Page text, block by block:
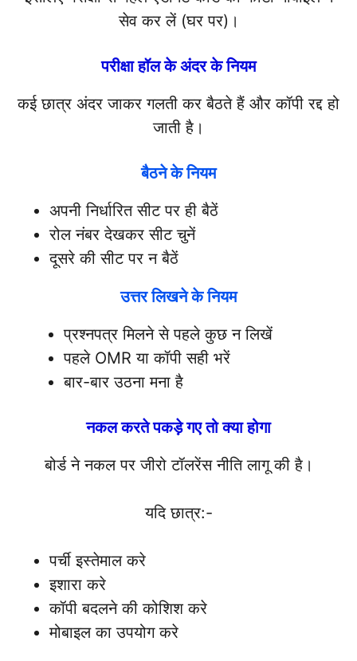
सेव कर लें (घर पर)।
परीक्षा हॉल के अंदर के नियम
कई छात्र अंदर जाकर गलती कर बैठते हैं और कॉपी रद्द हो
जाती है।
बैठने के नियम
अपनी निर्धारित सीट पर ही बैठें
रोल नंबर देखकर सीट चुनें
दूसरे की सीट पर न बैठें
उत्तर लिखने के नियम
प्रश्नपत्र मिलने से पहले कुछ न लिखें
पहले OMR या कॉपी सही भरें
बार-बार उठना मना है
नकल करते पकड़े गए तो क्या होगा
बोर्ड ने नकल पर जीरो टॉलरेंस नीति लागू की है।
यदि छात्र:-
पर्ची इस्तेमाल करे
इशारा करे
कॉपी बदलने की कोशिश करे
मोबाइल का उपयोग करे